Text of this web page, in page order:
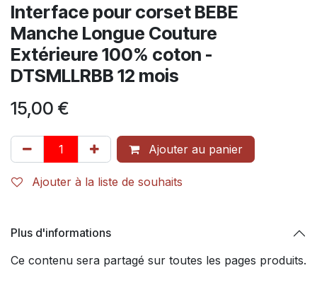
Interface pour corset BEBE
Manche Longue Couture
Extérieure 100% coton -
DTSMLLRBB 12 mois
15,00 €
Ajouter au panier
Ajouter à la liste de souhaits
Plus d'informations
Ce contenu sera partagé sur toutes les pages produits.